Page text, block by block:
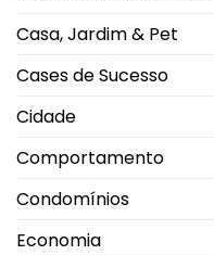
durante
Brasileiro
Casa, Jardim & Pet
Cases de Sucesso
Cidade
Comportamento
Condomínios
Economia